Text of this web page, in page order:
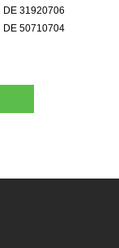
DE 31920706
DE 50710704